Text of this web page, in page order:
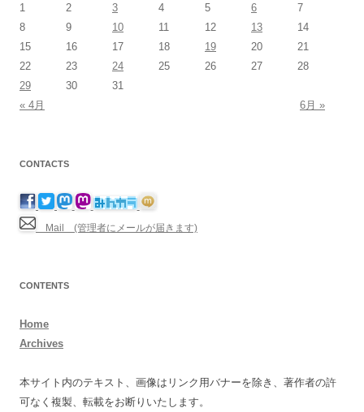
1
2 3 4 5 6
7
8
9 10 11 12 13
14
15
16 17 18 19 20
21
22
23 24 25 26 27
28
29
30
31
« 4月
6月 »
CONTACTS
Mail (管理者にメールが届きます)
CONTENTS
Home
Archives
本サイト内のテキスト、画像はリンク用バナーを除き、著作者の許
可なく複製、転載をお断りいたします。